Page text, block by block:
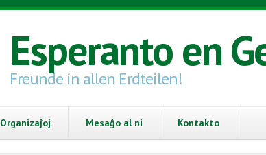
Esperanto en
Freunde in allen Erdteilen!
Organizaĵoj Mesaĝo al ni Kontakto